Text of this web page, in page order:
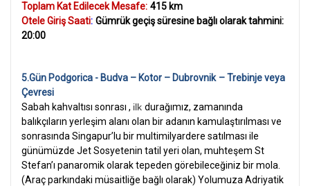
Toplam Kat Edilecek Mesafe: 415 km
Otele Giriş Saati: Gümrük geçiş süresine bağlı olarak tahmini:
20:00
5.Gün Podgorica - Budva – Kotor – Dubrovnik – Trebinje veya
Çevresi
Sabah kahvaltısı sonrası , ilk durağımız, zamanında
balıkçıların yerleşim alanı olan bir adanın kamulaştırılması ve
sonrasında Singapur’lu bir multimilyardere satılması ile
günümüzde Jet Sosyetenin tatil yeri olan, muhteşem St
Stefan’ı panaromik olarak tepeden görebileceğiniz bir mola.
(Araç parkındaki müsaitliğe bağlı olarak) Yolumuza Adriyatik